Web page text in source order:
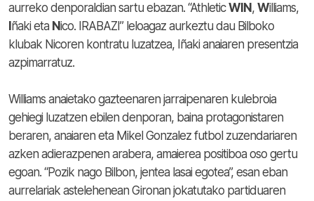
aurreko denporaldian sartu ebazan. “AthleticWIN , Williams,
ñaki eta Nico. IRABAZI” leloagaz aurkeztu dau Bilboko
klubak Nicoren kontratu luzatzea, Iñaki anaiaren presentzia
azpimarratuz.
Williams anaietako gazteenaren jarraipenaren kulebroia
gehiegi luzatzen ebilen denporan, baina protagonistaren
beraren, anaiaren eta Mikel Gonzalez futbol zuzendariaren
azken adierazpenen arabera, amaierea positiboa oso gertu
egoan. “Pozik nago Bilbon, jentea lasai egotea”, esan eban
aurrelariak astelehenean Gironan jokatutako partiduaren